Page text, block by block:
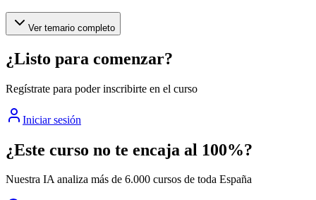
Ver temario completo
¿Listo para comenzar?
Regístrate para poder inscribirte en el curso
Iniciar sesión
¿Este curso no te encaja al 100%?
Nuestra IA analiza más de 6.000 cursos de toda España